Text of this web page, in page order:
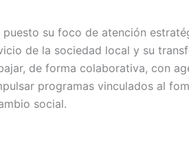
su foco de atención
de la sociedad local y su
de forma colaborativa, con
programas vinculados al
social.